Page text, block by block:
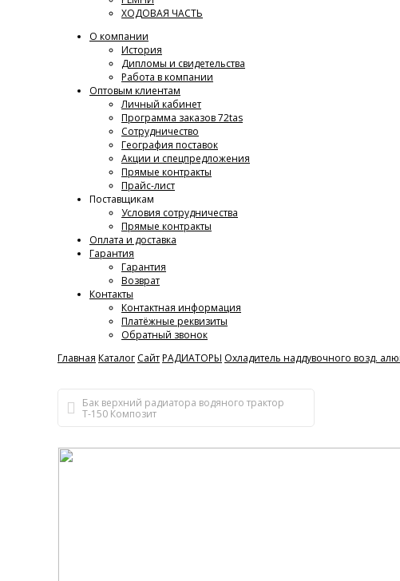
ХОДОВАЯ ЧАСТЬ
О компании
История
Дипломы и свидетельства
Работа в компании
Оптовым клиентам
Личный кабинет
Программа заказов 72tas
Сотрудничество
География поставок
Акции и спецпредложения
Прямые контракты
Прайс-лист
Поставщикам
Условия сотрудничества
Прямые контракты
Оплата и доставка
Гарантия
Гарантия
Возврат
Контакты
Контактная информация
Платёжные реквизиты
Обратный звонок
Главная Каталог СайтРАДИАТОРЫ Охладитель наддувочного возд.
Бак верхний радиатора водяного трактор
Т-150 Композит